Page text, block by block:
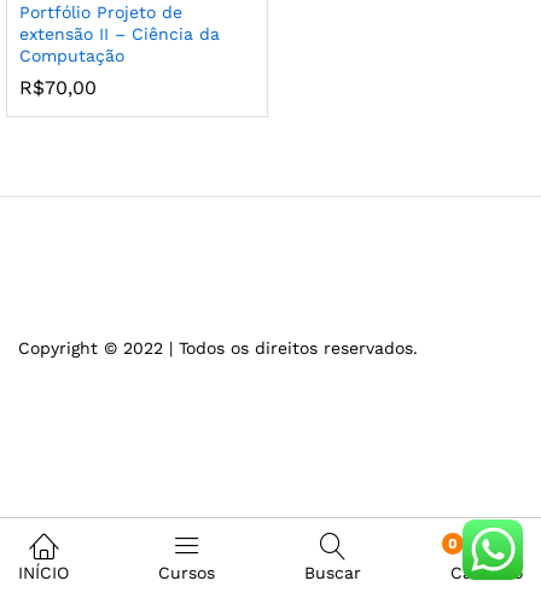
Portfólio Projeto de
extensão II – Ciência da
Computação
R$70,00
Copyright © 2022 | Todos os direitos reservados.
INÍCIO Cursos Buscar
0
Carrinho